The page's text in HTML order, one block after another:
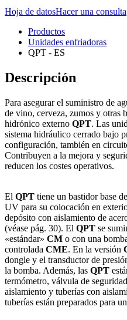
Hoja de datosHacer una consulta
Productos
Unidades enfriadoras
QPT - ES
Descripción
Para asegurar el suministro de
de vino, cerveza, zumos y otras
hidrónico externo QPT. Las
sistema hidráulico cerrado bajo
configuración, también en
Contribuyen a la mejora y
reducen los costes operativos.
El QPT tiene un bastidor base
UV para su colocación en
depósito con aislamiento de
(véase pág. 30). El QPT se
«estándar» CM o con una
controlada CME. En la versión
dongle y el transductor de
la bomba. Además, las QPT
termómetro, válvula de
aislamiento y tuberías con
tuberías están preparados para